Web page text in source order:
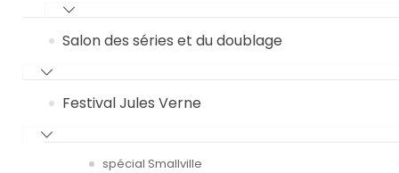
Salon des séries et du doublage
Festival Jules Verne
spécial Smallville